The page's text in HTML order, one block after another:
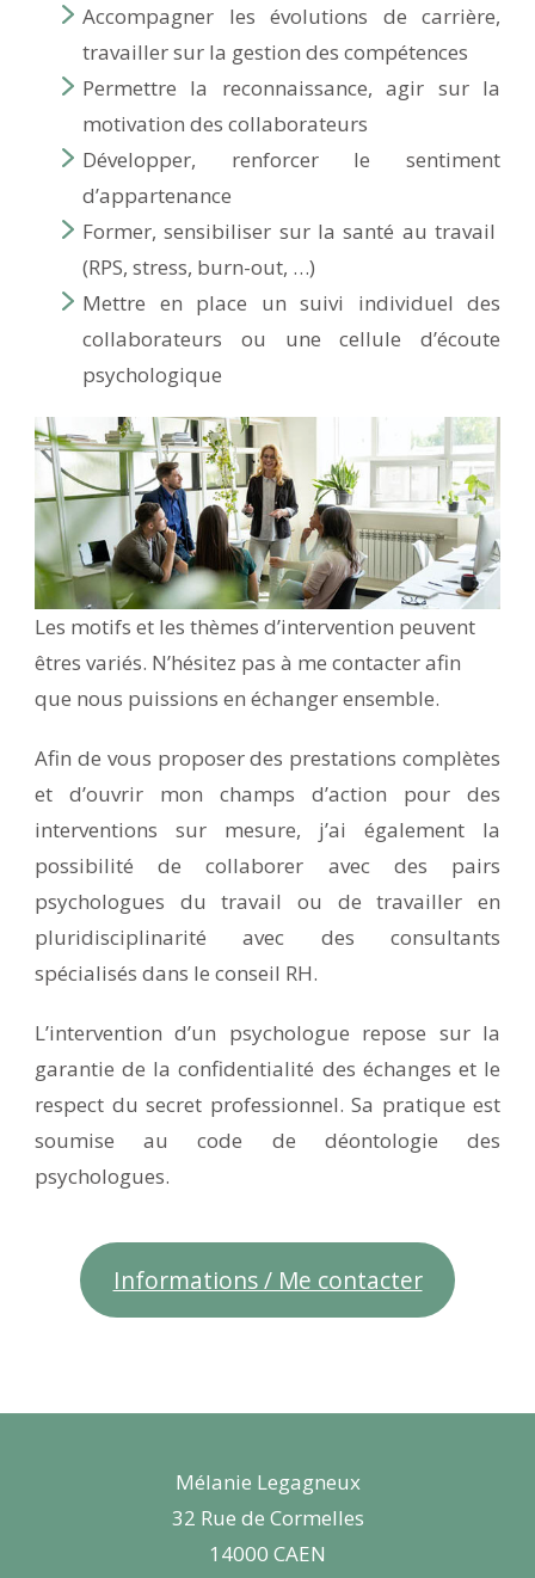
Accompagner les évolutions de carrière,
travailler sur la gestion des compétences
Permettre la reconnaissance, agir sur la
motivation des collaborateurs
Développer, renforcer le sentiment
d’appartenance
Former, sensibiliser sur la santé au travail
(RPS, stress, burn-out, …)
Mettre en place un suivi individuel des
collaborateurs ou une cellule d’écoute
psychologique
Les motifs et les thèmes d’intervention peuvent
êtres variés. N’hésitez pas à me contacter afin
que nous puissions en échanger ensemble.
Afin de vous proposer des prestations complètes
et d’ouvrir mon champs d’action pour des
interventions sur mesure, j’ai également la
possibilité de collaborer avec des pairs
psychologues du travail ou de travailler en
pluridisciplinarité avec des consultants
spécialisés dans le conseil RH.
L’intervention d’un psychologue repose sur la
garantie de la confidentialité des échanges et le
respect du secret professionnel. Sa pratique est
soumise au code de déontologie des
psychologues.
Informations / Me contacter
Mélanie Legagneux
32 Rue de Cormelles
14000 CAEN